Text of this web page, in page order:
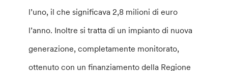
l’uno, il che significava 2,8 milioni di euro
l’anno. Inoltre si tratta di un impianto di nuova
generazione, completamente monitorato,
ottenuto con un finanziamento della Regione